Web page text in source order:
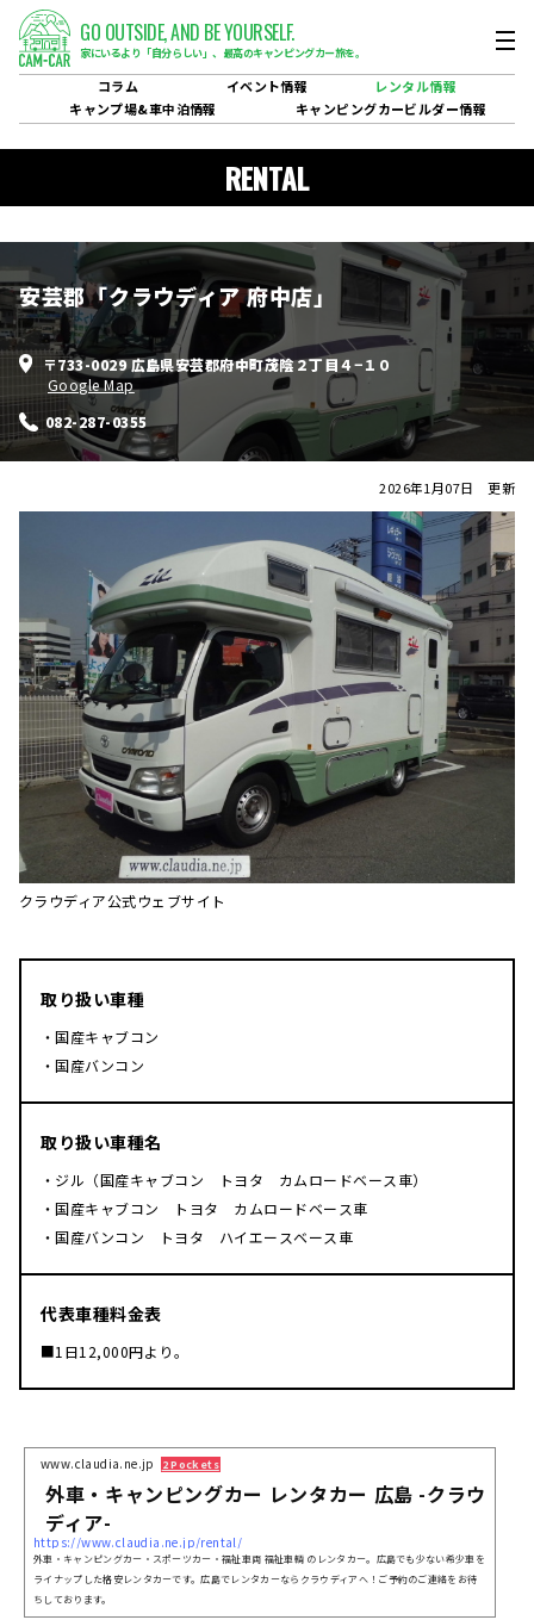
GO OUTSIDE,AND BE YOURSELF.
家にいるより「自分らしい」、 最高のキャンピングカー旅を。
コラム イベント情報 レンタル情報
キャンプ場&車中泊情報 キャンピングカービルダー情報
RENTAL
安芸郡「クラウディア 府中店」
〒733-0029 広島県安芸郡府中町茂陰２丁目４−１０
Google Map
082-287-0355
2026年1月07日 更新
クラウディア公式ウェブサイト
取り扱い車種
・国産キャブコン
・国産バンコン
取り扱い車種名
・ジル（国産キャブコン トヨタ カムロードベース車）
・国産キャブコン トヨタ カムロードベース車
・国産バンコン トヨタ ハイエースベース車
代表車種料金表
■1日12,000円より。
www.claudia.ne.jp 2 Pockets
外車・キャンピングカー レンタカー 広島 -クラウ
ディア-
https://www.claudia.ne.jp/rental/
外車・キャンピングカー・スポーツカー・福祉車両 福祉車輌 のレンタカー。広島でも少ない希少車を
ライナップした格安レンタカーです。広島でレンタカーならクラウディアへ！ご予約のご連絡をお待
ちしております。